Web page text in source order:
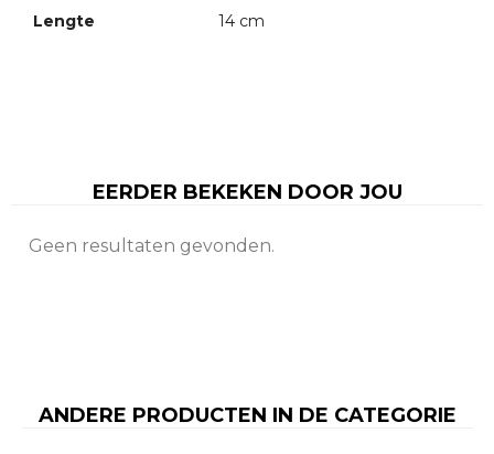
Lengte 14 cm
EERDER BEKEKEN DOOR JOU
Geen resultaten gevonden.
ANDERE PRODUCTEN IN DE CATEGORIE